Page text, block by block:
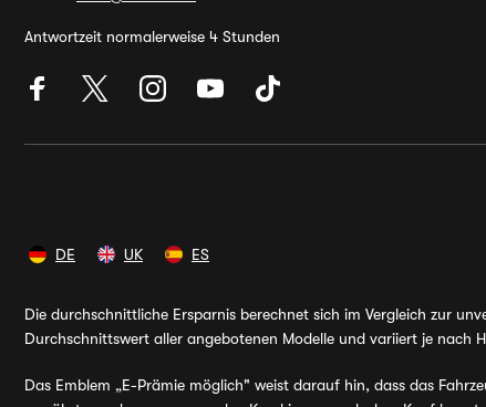
Antwortzeit normalerweise 4 Stunden
DE UK ES
Die durchschnittliche Ersparnis berechnet sich im Vergleich zur
Durchschnittswert aller angebotenen Modelle und variiert je nach
Das Emblem „E-Prämie möglich" weist darauf hin, dass das